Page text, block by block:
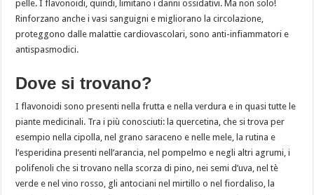
pelle. I flavonoidi, quindi, limitano i danni ossidativi. Ma non solo!
Rinforzano anche i vasi sanguigni e migliorano la circolazione,
proteggono dalle malattie cardiovascolari, sono anti-infiammatori e
antispasmodici.
Dove si trovano?
I flavonoidi sono presenti nella frutta e nella verdura e in quasi tutte le
piante medicinali. Tra i più conosciuti: la quercetina, che si trova per
esempio nella cipolla, nel grano saraceno e nelle mele, la rutina e
l’esperidina presenti nell’arancia, nel pompelmo e negli altri agrumi, i
polifenoli che si trovano nella scorza di pino, nei semi d’uva, nel tè
verde e nel vino rosso, gli antociani nel mirtillo o nel fiordaliso, la